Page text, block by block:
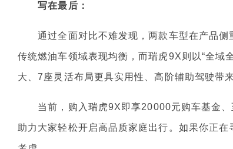
写在最后：
通过全面对比不难发现，两款车型在产品侧
传统燃油车领域表现均衡，而瑞虎9X则以“全域
大、7座灵活布局更具实用性、高阶辅助驾驶带
当前，购入瑞虎9X即享20000元购车基金、
助力大家轻松开启高品质家庭出行。如果你正